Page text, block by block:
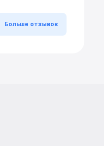
Больше отзывов